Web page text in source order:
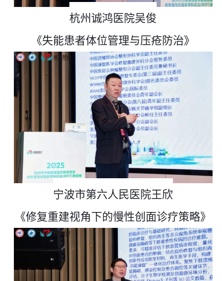
杭州诚鸿医院吴俊
《失能患者体位管理与压疮防治》
宁波市第六人民医院王欣
《修复重建视角下的慢性创面诊疗策略》